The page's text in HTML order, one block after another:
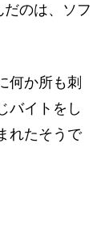
のは、ソフ
何か所も刺
バイトをし
れたそうで